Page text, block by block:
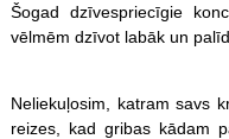
Šogad dzīvespriecīgie
vēlmēm dzīvot labāk un
Neliekuļosim, katram savs
reizes, kad gribas kādam